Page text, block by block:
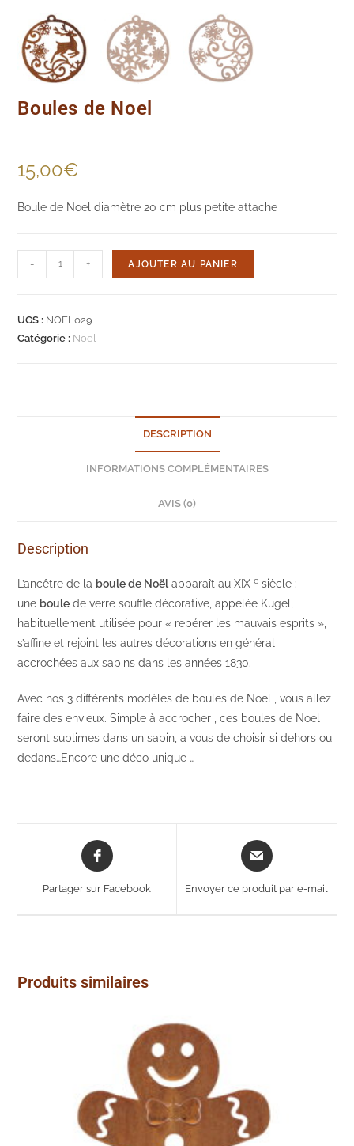
Boules de Noel
15,00€
Boule de Noel diamètre 20 cm plus petite attache
quantité
de
de
Noel
- + AJOUTER AU PANIER
UGS : NOEL029
Catégorie : Noël
DESCRIPTION
INFORMATIONS COMPLÉMENTAIRES
AVIS (0)
Description
L’ancêtre de la boule de Noël apparaît au XIXe siècle :
une boule de verre soufflé décorative, appelée Kugel,
habituellement utilisée pour « repérer les mauvais esprits »,
s’affine et rejoint les autres décorations en général
accrochées aux sapins dans les années 1830.
Avec nos 3 différents modèles de boules de Noel , vous allez
faire des envieux. Simple à accrocher , ces boules de Noel
seront sublimes dans un sapin, a vous de choisir si dehors ou
dedans…Encore une déco unique …
Opens
in
Partager sur Facebook
Opens
in
new
Envoyer ce produit par e-mail
Produits similaires